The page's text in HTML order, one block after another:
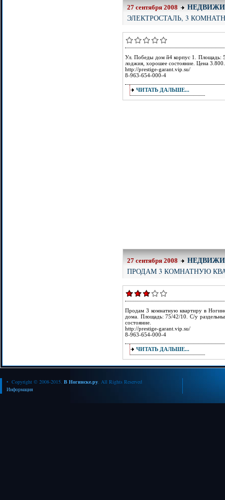
27 сентября 2008
ЭЛЕКТРОСТАЛЬ, 3
Ул. Победы дом й4 корпус 1. Площадь:
лоджия, хорошее состояние. Цена
http://prestige-garant.vip.su/
8-963-654-000-4
ЧИТАТЬ ДАЛЬШЕ...
27 сентября 2008
ПРОДАМ 3 КОМНАТНУЮ
Продам 3 комнатную квартиру в
дома. Площадь: 75/42/10. С/у
состояние.
http://prestige-garant.vip.su/
8-963-654-000-4
ЧИТАТЬ ДАЛЬШЕ...
• Copyright © 2008-2015. В Ногинске.ру. All Rights Reserved
Информация